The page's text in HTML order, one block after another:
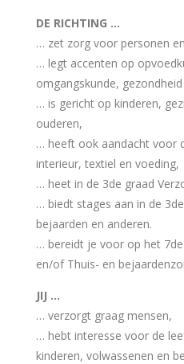
DE RICHTING …
… zet zorg voor personen
… legt accenten op
omgangskunde,
… is gericht op kinderen,
ouderen,
… heeft ook aandacht voor
interieur, textiel en voeding,
… heet in de 3de graad
… biedt stages aan in de
bejaarden en anderen.
… bereidt je voor op het
en/of Thuis- en
JIJ …
… verzorgt graag mensen,
… hebt interesse voor de
kinderen, volwassenen en